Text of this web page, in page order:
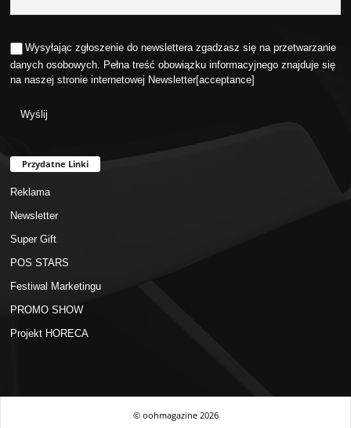
Wysyłając zgłoszenie do newslettera zgadzasz się na przetwarzanie
danych osobowych. Pełna treść obowiązku informacyjnego znajduje się
na naszej stronie internetowej Newsletter[acceptance]
Przydatne Linki
Reklama
Newsletter
Super Gift
POS STARS
Festiwal Marketingu
PROMO SHOW
Projekt HORECA
© oohmagazine2026